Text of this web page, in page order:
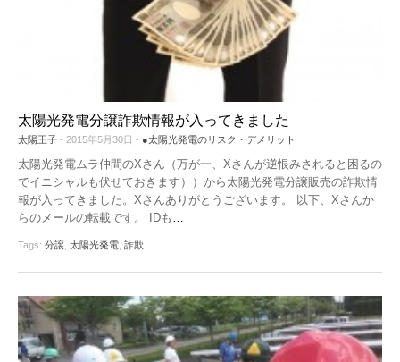
太陽光発電分譲詐欺情報が入ってきました
太陽王子 - 2015年5月30日 - ●太陽光発電のリスク・デメリット
太陽光発電ムラ仲間のXさん（万が一、Xさんが逆恨みされると困るの
でイニシャルも伏せておきます））から太陽光発電分譲販売の詐欺情
報が入ってきました。Xさんありがとうございます。 以下、Xさんか
らのメールの転載です。 IDも …
Tags: 分譲 太陽光発電 詐欺